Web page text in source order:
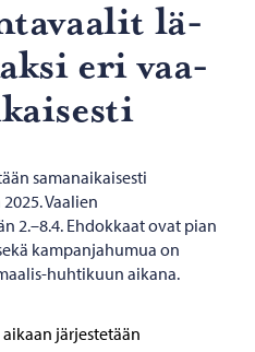
lä­
eri vaa­
samanaikaisesti
Vaalien
2.–8.4. Ehdokkaat ovat pian
kampanjahumua on
huhtikuun aikana.
järjestetään